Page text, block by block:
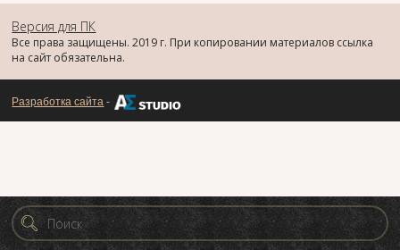
Версия для ПК
Все права защищены. 2019 г. При копировании материалов ссылка
на сайт обязательна.
Разработка сайта -